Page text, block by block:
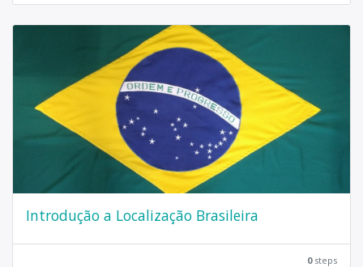
Introdução a Localização Brasileira
0steps